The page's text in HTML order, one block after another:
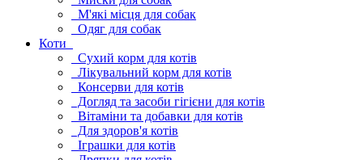
М'які місця для собак
Одяг для собак
Коти
Сухий корм для котів
Лікувальний корм для котів
Консерви для котів
Догляд та засоби гігієни для котів
Вітаміни та добавки для котів
Для здоров'я котів
Іграшки для котів